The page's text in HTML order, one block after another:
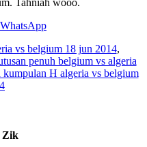
vs belgium 18 jun 2014,
penuh belgium vs algeria
kumpulan H algeria vs belgium
Zik